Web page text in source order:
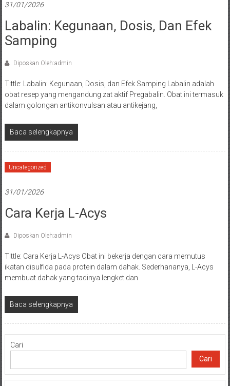
31/01/2026
Labalin: Kegunaan, Dosis, Dan Efek
Samping
Diposkan Oleh:admin
Tittle: Labalin: Kegunaan, Dosis, dan Efek Samping Labalin adalah
obat resep yang mengandung zat aktif Pregabalin. Obat ini termasuk
dalam golongan antikonvulsan atau antikejang,
Baca selengkapnya
Uncategorized
31/01/2026
Cara Kerja L-Acys
Diposkan Oleh:admin
Tittle: Cara Kerja L-Acys Obat ini bekerja dengan cara memutus
ikatan disulfida pada protein dalam dahak. Sederhananya, L-Acys
membuat dahak yang tadinya lengket dan
Baca selengkapnya
Cari
Cari